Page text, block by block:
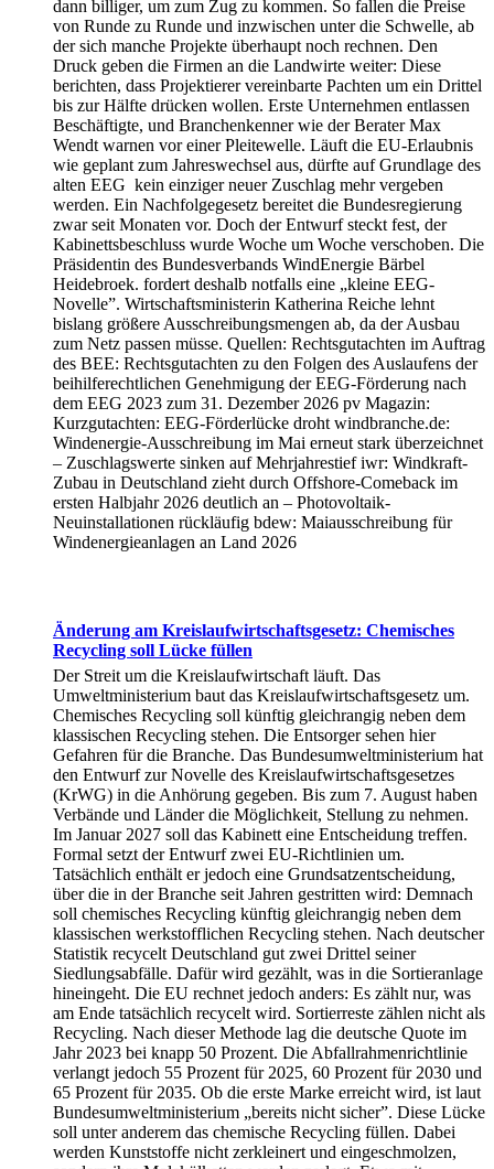
dann billiger, um zum Zug zu kommen. So fallen die Preise
von Runde zu Runde und inzwischen unter die Schwelle, ab
der sich manche Projekte überhaupt noch rechnen. Den
Druck geben die Firmen an die Landwirte weiter: Diese
berichten, dass Projektierer vereinbarte Pachten um ein Drittel
bis zur Hälfte drücken wollen. Erste Unternehmen entlassen
Beschäftigte, und Branchenkenner wie der Berater Max
Wendt warnen vor einer Pleitewelle. Läuft die EU-Erlaubnis
wie geplant zum Jahreswechsel aus, dürfte auf Grundlage des
alten EEG kein einziger neuer Zuschlag mehr vergeben
werden. Ein Nachfolgegesetz bereitet die Bundesregierung
zwar seit Monaten vor. Doch der Entwurf steckt fest, der
Kabinettsbeschluss wurde Woche um Woche verschoben. Die
Präsidentin des Bundesverbands WindEnergie Bärbel
Heidebroek. fordert deshalb notfalls eine „kleine EEG-
Novelle”. Wirtschaftsministerin Katherina Reiche lehnt
bislang größere Ausschreibungsmengen ab, da der Ausbau
zum Netz passen müsse. Quellen: Rechtsgutachten im Auftrag
des BEE: Rechtsgutachten zu den Folgen des Auslaufens der
beihilferechtlichen Genehmigung der EEG-Förderung nach
dem EEG 2023 zum 31. Dezember 2026 pv Magazin:
Kurzgutachten: EEG-Förderlücke droht windbranche.de:
Windenergie-Ausschreibung im Mai erneut stark überzeichnet
– Zuschlagswerte sinken auf Mehrjahrestief iwr: Windkraft-
Zubau in Deutschland zieht durch Offshore-Comeback im
ersten Halbjahr 2026 deutlich an – Photovoltaik-
Neuinstallationen rückläufig bdew: Maiausschreibung für
Windenergieanlagen an Land 2026
Änderung am Kreislaufwirtschaftsgesetz: Chemisches
Recycling soll Lücke füllen
Der Streit um die Kreislaufwirtschaft läuft. Das
Umweltministerium baut das Kreislaufwirtschaftsgesetz um.
Chemisches Recycling soll künftig gleichrangig neben dem
klassischen Recycling stehen. Die Entsorger sehen hier
Gefahren für die Branche. Das Bundesumweltministerium hat
den Entwurf zur Novelle des Kreislaufwirtschaftsgesetzes
(KrWG) in die Anhörung gegeben. Bis zum 7. August haben
Verbände und Länder die Möglichkeit, Stellung zu nehmen.
Im Januar 2027 soll das Kabinett eine Entscheidung treffen.
Formal setzt der Entwurf zwei EU-Richtlinien um.
Tatsächlich enthält er jedoch eine Grundsatzentscheidung,
über die in der Branche seit Jahren gestritten wird: Demnach
soll chemisches Recycling künftig gleichrangig neben dem
klassischen werkstofflichen Recycling stehen. Nach deutscher
Statistik recycelt Deutschland gut zwei Drittel seiner
Siedlungsabfälle. Dafür wird gezählt, was in die Sortieranlage
hineingeht. Die EU rechnet jedoch anders: Es zählt nur, was
am Ende tatsächlich recycelt wird. Sortierreste zählen nicht als
Recycling. Nach dieser Methode lag die deutsche Quote im
Jahr 2023 bei knapp 50 Prozent. Die Abfallrahmenrichtlinie
verlangt jedoch 55 Prozent für 2025, 60 Prozent für 2030 und
65 Prozent für 2035. Ob die erste Marke erreicht wird, ist laut
Bundesumweltministerium „bereits nicht sicher”. Diese Lücke
soll unter anderem das chemische Recycling füllen. Dabei
werden Kunststoffe nicht zerkleinert und eingeschmolzen,